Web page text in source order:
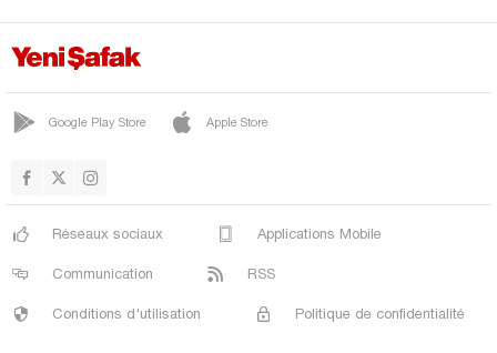
Bursa
Çanakkale
Çankırı
Çorum
Denizli
Diyarbakır
Düzce
Edirne
Google Play Store Apple Store
Réseaux sociaux Applications Mobile
Communication RSS
Conditions d'utilisation Politique de confidentialité